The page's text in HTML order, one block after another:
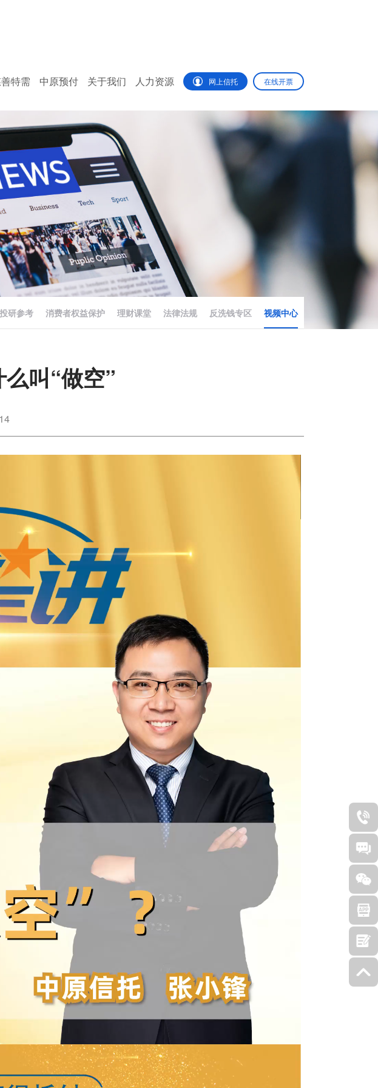
特需 中原预付 关于我们 人力资源 网上信托 在线开票
投研参考 消费者权益保护 理财课堂 法律法规 反洗钱专区 视频中心
叫“做空”